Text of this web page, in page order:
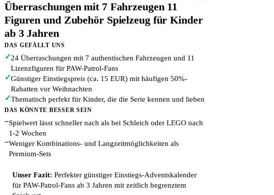
Überraschungen mit 7 Fahrzeugen 11
Figuren und Zubehör Spielzeug für Kinder
ab 3 Jahren
DAS GEFÄLLT UNS
✓24 Überraschungen mit 7 authentischen Fahrzeugen und 11
Lizenzfiguren für PAW-Patrol-Fans
✓Günstiger Einstiegspreis (ca. 15 EUR) mit häufigen 50%-
Rabatten vor Weihnachten
✓Thematisch perfekt für Kinder, die die Serie kennen und lieben
DAS KÖNNTE BESSER SEIN
−Spielwert lässt schneller nach als bei Schleich oder LEGO nach
1-2 Wochen
−Weniger Kombinations- und Langzeitmöglichkeiten als
Premium-Sets
Unser Fazit: Perfekter günstiger Einstiegs-Adventskalender
für PAW-Patrol-Fans ab 3 Jahren mit zeitlich begrenztem